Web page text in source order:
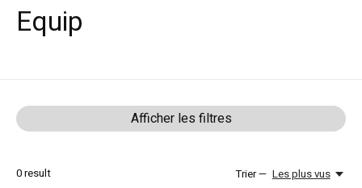
Equip
Afficher les filtres
0result Trier — Les plus vus